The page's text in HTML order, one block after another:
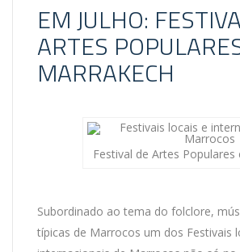
EM JULHO:
ARTES
MARRAKECH
Festival de Artes
Subordinado ao tema do folclore,
típicas de Marrocos um dos Festivais